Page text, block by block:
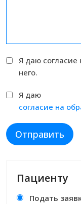
Я даю согласие
него.
Я даю
согласие на
Отправить
Пациенту
Подать